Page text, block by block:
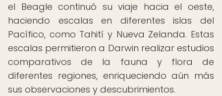
el Beagle continuó su viaje hacia el oeste,
haciendo escalas en diferentes islas del
Pacífico, como Tahití y Nueva Zelanda. Estas
escalas permitieron a Darwin realizar estudios
comparativos de la fauna y flora de
diferentes regiones, enriqueciendo aún más
sus observaciones y descubrimientos.